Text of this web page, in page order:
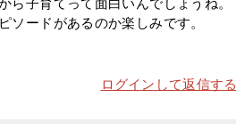
ら子育てって面白いんでしょうね。
ソードがあるのか楽しみです。
ログインして返信する